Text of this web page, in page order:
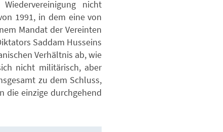
nicht
1991, in dem eine von
Mandat der Vereinten
Saddam Husseins
Verhältnis ab, wie
nicht militärisch, aber
zu dem Schluss,
die einzige durchgehend